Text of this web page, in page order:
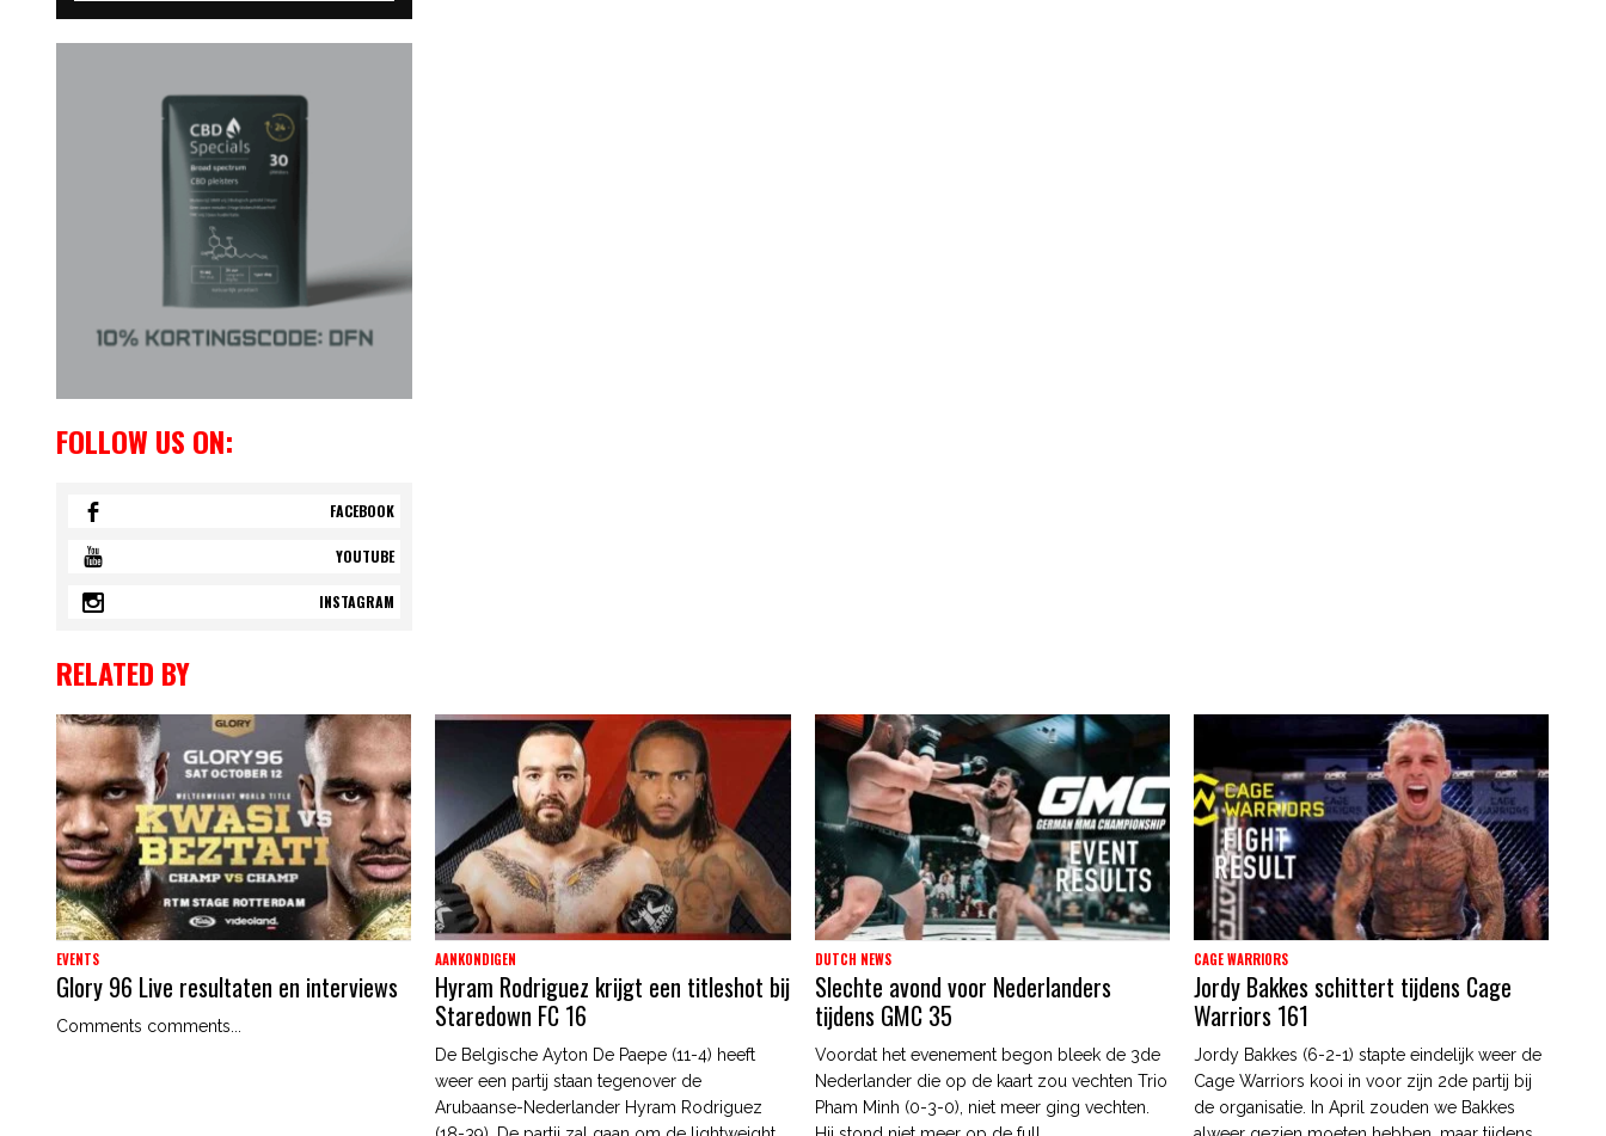
FOLLOW US ON:
FACEBOOK
YOUTUBE
INSTAGRAM
RELATED BY
EVENTS
Glory 96 Live resultaten en interviews
Comments comments...
AANKONDIGEN
Hyram Rodriguez krijgt een titleshot bij
Staredown FC 16
De Belgische Ayton De Paepe (11-4) heeft
weer een partij staan tegenover de
Arubaanse-Nederlander Hyram Rodriguez
DUTCH NEWS
Slechte avond voor Nederlanders
tijdens GMC 35
Voordat het evenement begon bleek de 3de
Nederlander die op de kaart zou vechten Trio
Pham Minh (0-3-0), niet meer ging vechten.
CAGE WARRIORS
Jordy Bakkes schittert tijdens Cage
Warriors 161
Jordy Bakkes (6-2-1) stapte eindelijk weer de
Cage Warriors kooi in voor zijn 2de partij bij
de organisatie. In April zouden we Bakkes